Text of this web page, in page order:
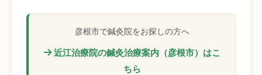
彦根市で鍼灸院をお探しの方へ
近江治療院の鍼灸治療案内（彦根市）はこ
ちら